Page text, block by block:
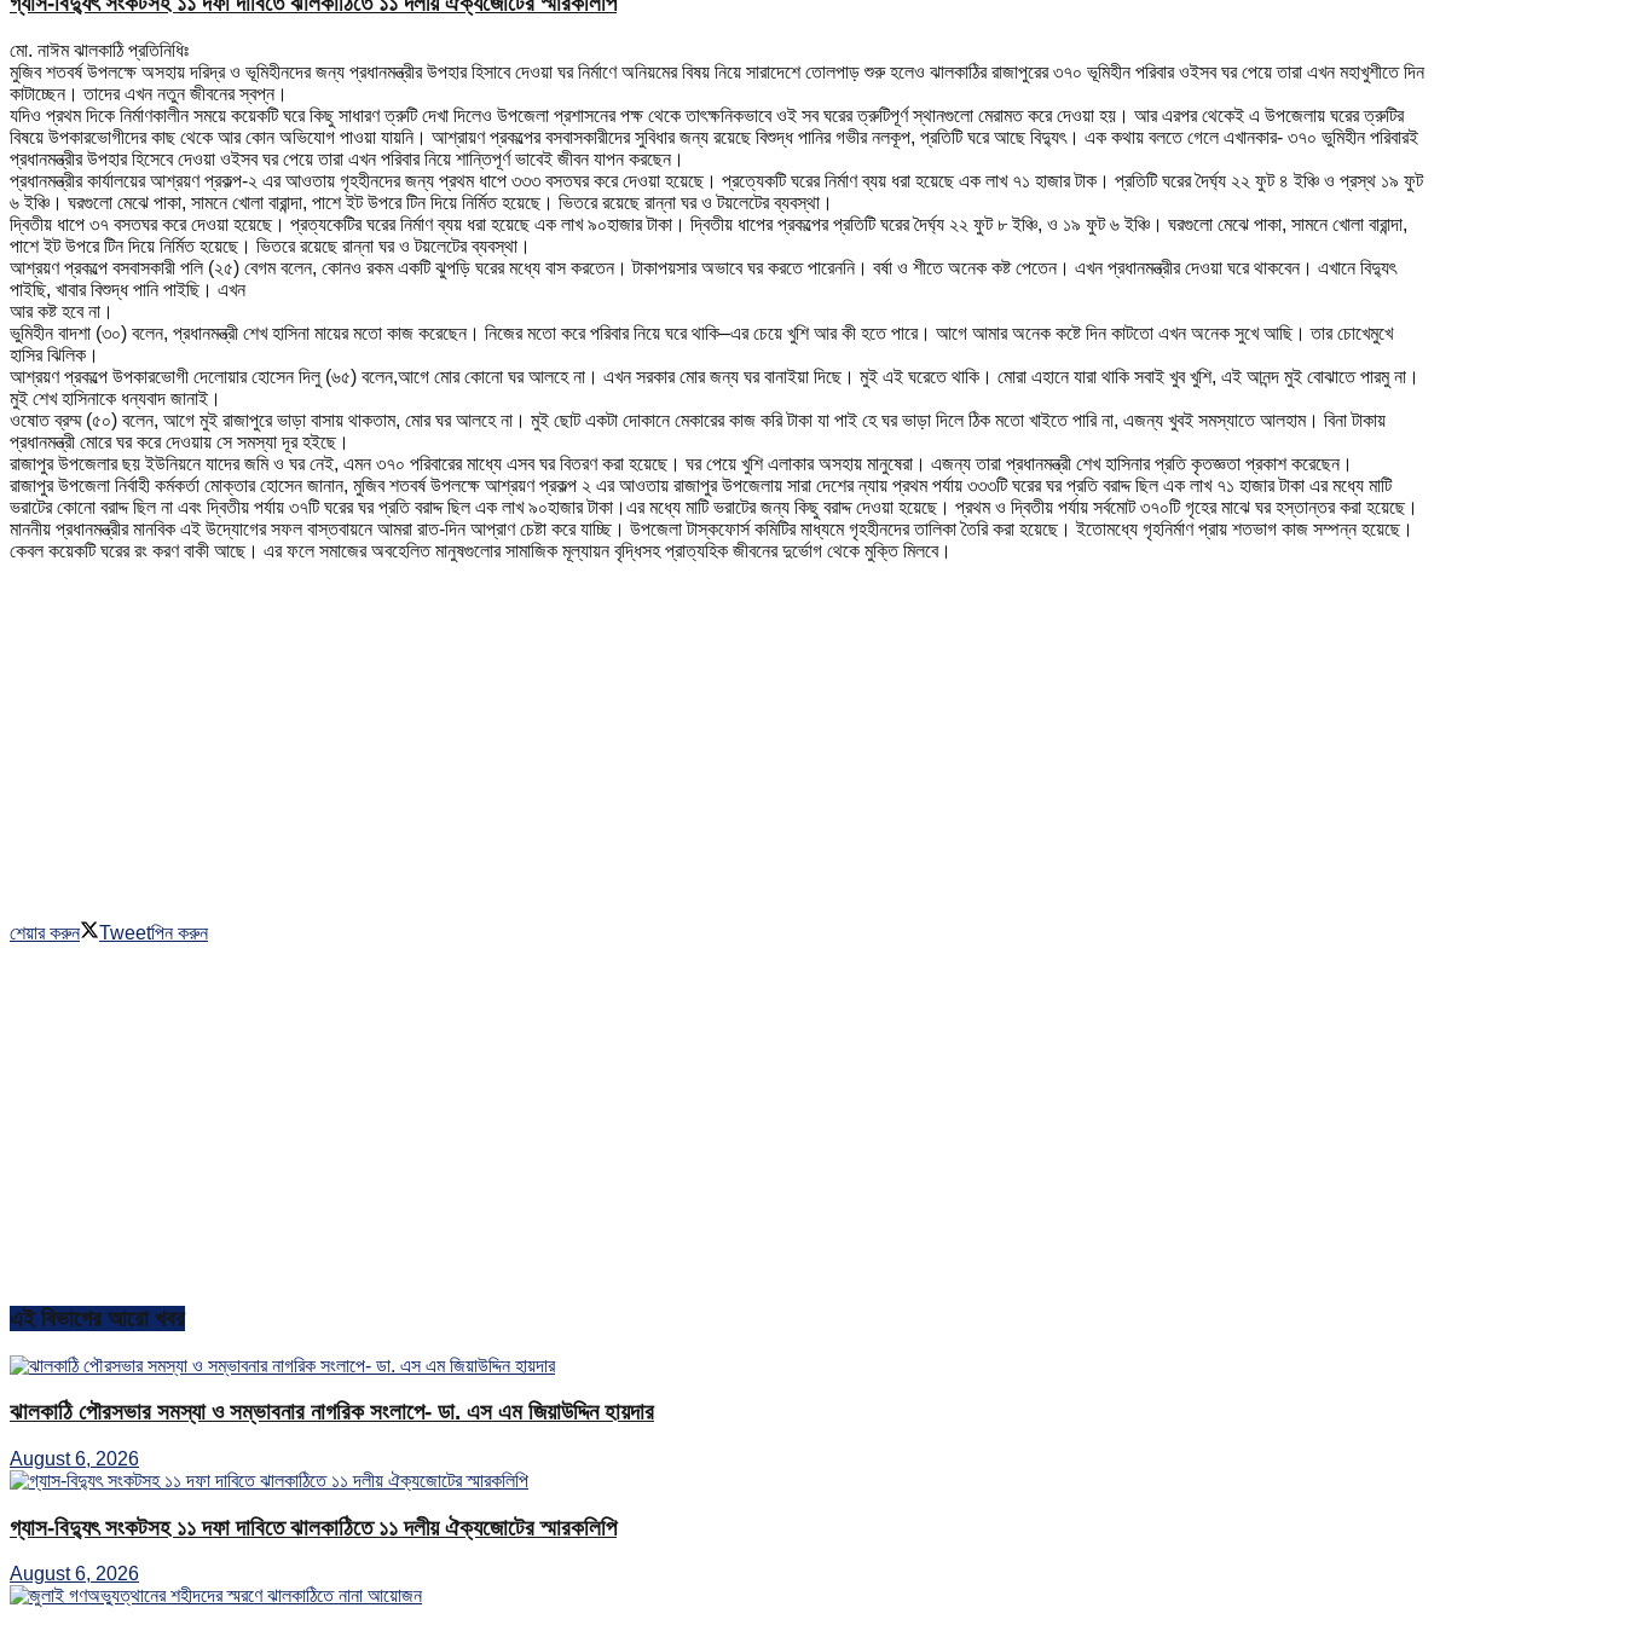
মো. নাঈম ঝালকাঠি প্রতিনিধিঃ
মুজিব শতবর্ষ উপলক্ষে অসহায় দরিদ্র ও ভূমিহীনদের জন্য প্রধানমন্ত্রীর উপহার হিসাবে দেওয়া ঘর নির্মাণে অনিয়মের বিষয় নিয়ে সারাদেশে তোলপাড় শুরু হলেও ঝালকাঠির রাজাপুরের ৩৭০ ভূমিহীন পরিবার ওইসব ঘর পেয়ে তারা এখন মহাখুশীতে দিন
কাটাচ্ছেন। তাদের এখন নতুন জীবনের স্বপ্ন।
যদিও প্রথম দিকে নির্মাণকালীন সময়ে কয়েকটি ঘরে কিছু সাধারণ ত্রুটি দেখা দিলেও উপজেলা প্রশাসনের পক্ষ থেকে তাৎক্ষনিকভাবে ওই সব ঘরের ত্রুটিপূর্ণ স্থানগুলো মেরামত করে দেওয়া হয়। আর এরপর থেকেই এ উপজেলায় ঘরের ত্রুটির
বিষয়ে উপকারভোগীদের কাছ থেকে আর কোন অভিযোগ পাওয়া যায়নি। আশ্রায়ণ প্রকল্পের বসবাসকারীদের সুবিধার জন্য রয়েছে বিশুদ্ধ পানির গভীর নলকূপ, প্রতিটি ঘরে আছে বিদ্যুৎ। এক কথায় বলতে গেলে এখানকার- ৩৭০ ভুমিহীন পরিবারই
প্রধানমন্ত্রীর উপহার হিসেবে দেওয়া ওইসব ঘর পেয়ে তারা এখন পরিবার নিয়ে শান্তিপূর্ণ ভাবেই জীবন যাপন করছেন।
প্রধানমন্ত্রীর কার্যালয়ের আশ্রয়ণ প্রকল্প-২ এর আওতায় গৃহহীনদের জন্য প্রথম ধাপে ৩৩৩ বসতঘর করে দেওয়া হয়েছে। প্রত্যেকটি ঘরের নির্মাণ ব্যয় ধরা হয়েছে এক লাখ ৭১ হাজার টাক। প্রতিটি ঘরের দৈর্ঘ্য ২২ ফুট ৪ ইঞ্চি ও প্রস্থ ১৯ ফুট
৬ ইঞ্চি। ঘরগুলো মেঝে পাকা, সামনে খোলা বারান্দা, পাশে ইট উপরে টিন দিয়ে নির্মিত হয়েছে। ভিতরে রয়েছে রান্না ঘর ও টয়লেটের ব্যবস্থা।
দ্বিতীয় ধাপে ৩৭ বসতঘর করে দেওয়া হয়েছে। প্রত্যকেটির ঘরের নির্মাণ ব্যয় ধরা হয়েছে এক লাখ ৯০হাজার টাকা। দ্বিতীয় ধাপের প্রকল্পের প্রতিটি ঘরের দৈর্ঘ্য ২২ ফুট ৮ ইঞ্চি, ও ১৯ ফুট ৬ ইঞ্চি। ঘরগুলো মেঝে পাকা, সামনে খোলা বারান্দা,
পাশে ইট উপরে টিন দিয়ে নির্মিত হয়েছে। ভিতরে রয়েছে রান্না ঘর ও টয়লেটের ব্যবস্থা।
আশ্রয়ণ প্রকল্পে বসবাসকারী পলি (২৫) বেগম বলেন, কোনও রকম একটি ঝুপড়ি ঘরের মধ্যে বাস করতেন। টাকাপয়সার অভাবে ঘর করতে পারেননি। বর্ষা ও শীতে অনেক কষ্ট পেতেন। এখন প্রধানমন্ত্রীর দেওয়া ঘরে থাকবেন। এখানে বিদ্যুৎ
পাইছি, খাবার বিশুদ্ধ পানি পাইছি। এখন
আর কষ্ট হবে না।
ভুমিহীন বাদশা (৩০) বলেন, প্রধানমন্ত্রী শেখ হাসিনা মায়ের মতো কাজ করেছেন। নিজের মতো করে পরিবার নিয়ে ঘরে থাকি–এর চেয়ে খুশি আর কী হতে পারে। আগে আমার অনেক কষ্টে দিন কাটতো এখন অনেক সুখে আছি। তার চোখেমুখে
হাসির ঝিলিক।
আশ্রয়ণ প্রকল্পে উপকারভোগী দেলোয়ার হোসেন দিলু (৬৫) বলেন,আগে মোর কোনো ঘর আলহে না। এখন সরকার মোর জন্য ঘর বানাইয়া দিছে। মুই এই ঘরেতে থাকি। মোরা এহানে যারা থাকি সবাই খুব খুশি, এই আনন্দ মুই বোঝাতে পারমু না।
মুই শেখ হাসিনাকে ধন্যবাদ জানাই।
ওষোত ব্রম্ম (৫০) বলেন, আগে মুই রাজাপুরে ভাড়া বাসায় থাকতাম, মোর ঘর আলহে না। মুই ছোট একটা দোকানে মেকারের কাজ করি টাকা যা পাই হে ঘর ভাড়া দিলে ঠিক মতো খাইতে পারি না, এজন্য খুবই সমস্যাতে আলহাম। বিনা টাকায়
প্রধানমন্ত্রী মোরে ঘর করে দেওয়ায় সে সমস্যা দূর হইছে।
রাজাপুর উপজেলার ছয় ইউনিয়নে যাদের জমি ও ঘর নেই, এমন ৩৭০ পরিবারের মাধ্যে এসব ঘর বিতরণ করা হয়েছে। ঘর পেয়ে খুশি এলাকার অসহায় মানুষেরা। এজন্য তারা প্রধানমন্ত্রী শেখ হাসিনার প্রতি কৃতজ্ঞতা প্রকাশ করেছেন।
রাজাপুর উপজেলা নির্বাহী কর্মকর্তা মোক্তার হোসেন জানান, মুজিব শতবর্ষ উপলক্ষে আশ্রয়ণ প্রকল্প ২ এর আওতায় রাজাপুর উপজেলায় সারা দেশের ন্যায় প্রথম পর্যায় ৩৩৩টি ঘরের ঘর প্রতি বরাদ্দ ছিল এক লাখ ৭১ হাজার টাকা এর মধ্যে মাটি
ভরাটের কোনো বরাদ্দ ছিল না এবং দ্বিতীয় পর্যায় ৩৭টি ঘরের ঘর প্রতি বরাদ্দ ছিল এক লাখ ৯০হাজার টাকা।এর মধ্যে মাটি ভরাটের জন্য কিছু বরাদ্দ দেওয়া হয়েছে। প্রথম ও দ্বিতীয় পর্যায় সর্বমোট ৩৭০টি গৃহের মাঝে ঘর হস্তান্তর করা হয়েছে।
মাননীয় প্রধানমন্ত্রীর মানবিক এই উদ্যোগের সফল বাস্তবায়নে আমরা রাত-দিন আপ্রাণ চেষ্টা করে যাচ্ছি। উপজেলা টাস্কফোর্স কমিটির মাধ্যমে গৃহহীনদের তালিকা তৈরি করা হয়েছে। ইতোমধ্যে গৃহনির্মাণ প্রায় শতভাগ কাজ সম্পন্ন হয়েছে।
কেবল কয়েকটি ঘরের রং করণ বাকী আছে। এর ফলে সমাজের অবহেলিত মানুষগুলোর সামাজিক মূল্যায়ন বৃদ্ধিসহ প্রাত্যহিক জীবনের দুর্ভোগ থেকে মুক্তি মিলবে।
শেয়ার করুন Tweetপিন করুন
এই বিভাগের আরো খবর
ঝালকাঠি পৌরসভার সমস্যা ও সম্ভাবনার নাগরিক সংলাপে- ডা. এস এম জিয়াউদ্দিন হায়দার
August 6, 2026
গ্যাস-বিদ্যুৎ সংকটসহ ১১ দফা দাবিতে ঝালকাঠিতে ১১ দলীয় ঐক্যজোটের স্মারকলিপি
August 6, 2026